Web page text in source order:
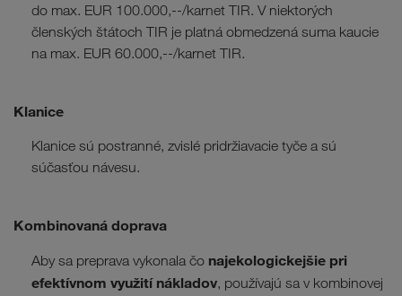
do max. EUR 100.000,--/karnet TIR. V niektorých
členských štátoch TIR je platná obmedzená suma kaucie
na max. EUR 60.000,--/karnet TIR.
Klanice
Klanice sú postranné, zvislé pridržiavacie tyče a sú
súčasťou návesu.
Kombinovaná doprava
Aby sa preprava vykonala čo najekologickejšie pri
efektívnom využití nákladov, používajú sa v kombinovej